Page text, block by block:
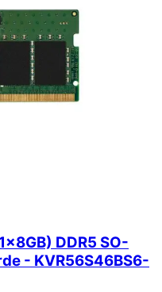
DDR5 SO-
- KVR56S46BS6-